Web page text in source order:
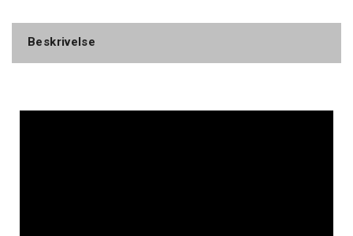
Beskrivelse